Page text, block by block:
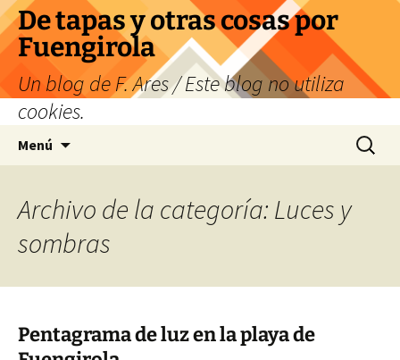
Saltar
al
contenido
De tapas y otras cosas por
Fuengirola
Un blog de F. Ares / Este blog no utiliza
cookies.
Menú Buscar:
Archivo de la categoría: Luces y
sombras
Pentagrama de luz en la playa de